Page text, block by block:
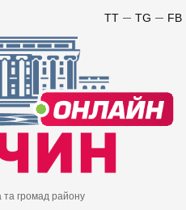
FB
TG
TT
та громад району